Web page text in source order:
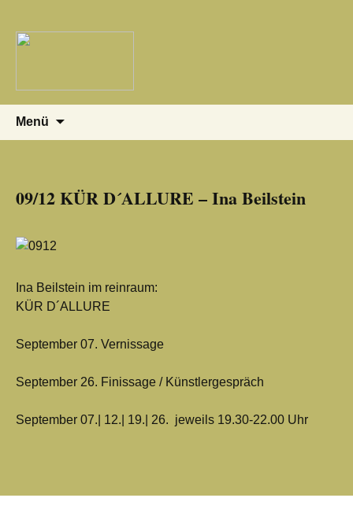
Menü
09/12 KÜR D´ALLURE – Ina Beilstein
Ina Beilstein im reinraum:
KÜR D´ALLURE
September 07. Vernissage
September 26. Finissage / Künstlergespräch
September 07.| 12.| 19.| 26. jeweils 19.30-22.00 Uhr